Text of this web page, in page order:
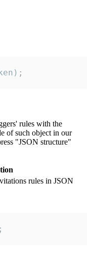
rules with the
of such object in our
"JSON structure"
rules in JSON